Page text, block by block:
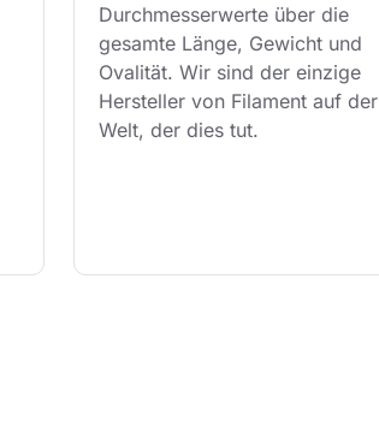
Durchmesserwerte über die
gesamte Länge, Gewicht und
Ovalität. Wir sind der einzige
Hersteller von Filament auf der
Welt, der dies tut.